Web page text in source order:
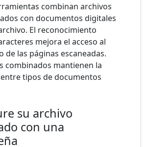
combinan archivos
con documentos digitales
El reconocimiento
mejora el acceso al
de las páginas escaneadas.
combinados mantienen la
tipos de documentos
su archivo
con una